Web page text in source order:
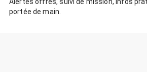
portée de main.